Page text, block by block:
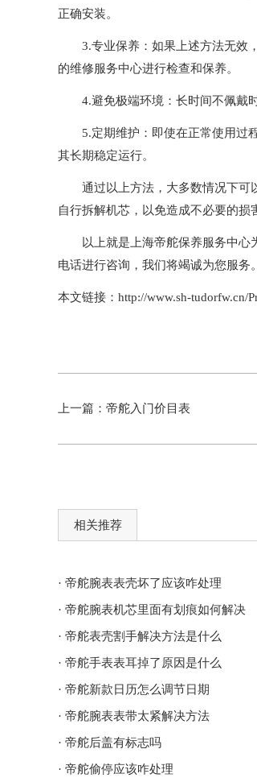
正确安装。
3.专业保养：如果上述方法无效，
的维修服务中心进行检查和保养。
4.避免极端环境：长时间不佩戴时
5.定期维护：即使在正常使用过程
其长期稳定运行。
通过以上方法，大多数情况下可以
自行拆解机芯，以免造成不必要的损
以上就是 上海帝舵保养服务中心
电话进行咨询，我们将竭诚为您服务。
本文链接：http://www.sh-tudorfw.cn/
上一篇： 帝舵入门价目表
相关推荐
· 帝舵腕表表壳坏了应该咋处理
· 帝舵腕表机芯里面有划痕如何解决
· 帝舵表壳割手解决方法是什么
· 帝舵手表表耳掉了原因是什么
· 帝舵新款日历怎么调节日期
· 帝舵腕表表带太紧解决方法
· 帝舵后盖有标志吗
· 帝舵偷停应该咋处理